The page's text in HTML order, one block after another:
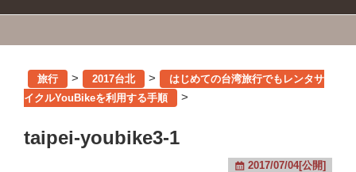
旅行 > 2017台北 >
はじめての台湾旅行でもレンタサ
イクルYouBikeを利用する手順
>
taipei-youbike3-1
2017/07/04[公開]